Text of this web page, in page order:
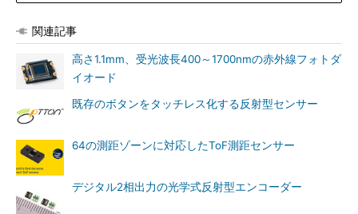
関連記事
高さ1.1mm、受光波長400～1700nmの赤外線フォトダ
イオード
既存のボタンをタッチレス化する反射型センサー
64の測距ゾーンに対応したToF測距センサー
デジタル2相出力の光学式反射型エンコーダー